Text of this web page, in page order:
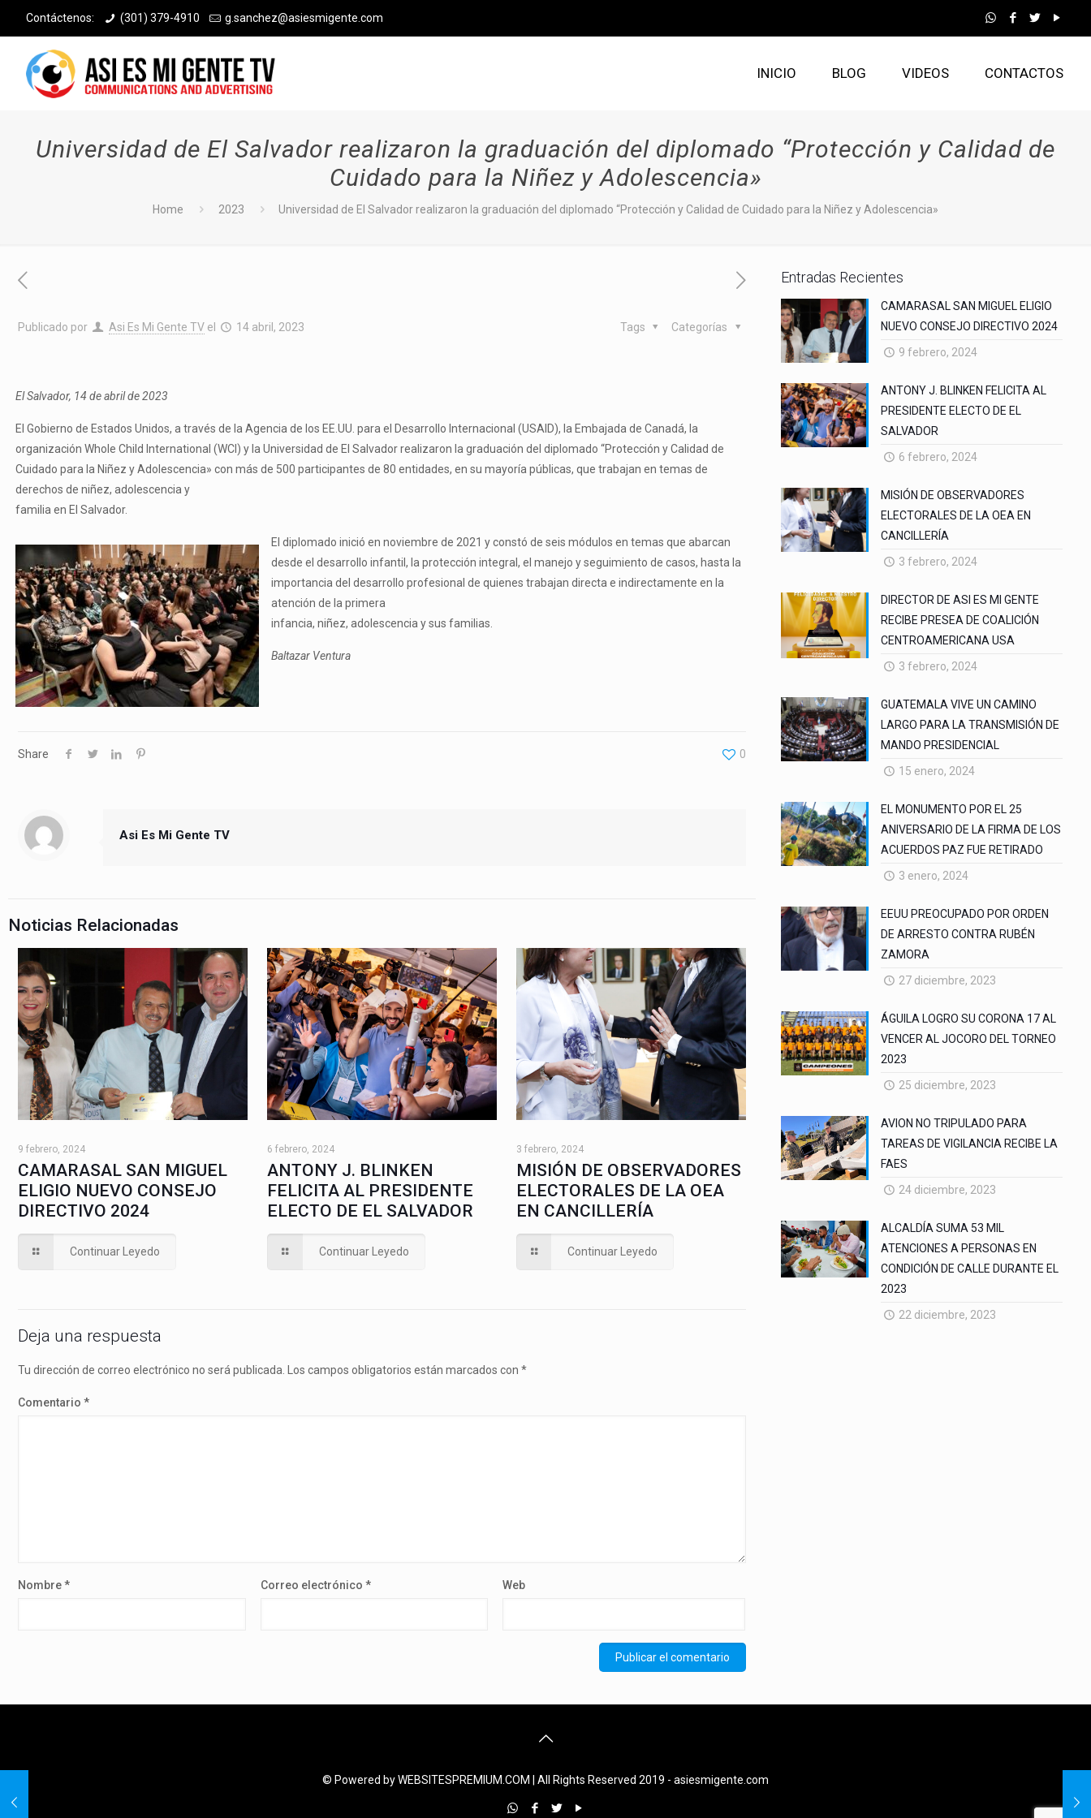
Contáctenos: (301) 379-4910 g.sanchez@asiesmigente.com
INICIO BLOG VIDEOS CONTACTOS
Universidad de El Salvador realizaron la graduación del diplomado “Protección y Calidad de
Cuidado para la Niñez y Adolescencia»
Home 2023 Universidad de El Salvador realizaron la graduación del diplomado “Protección y Calidad de Cuidado para la Niñez y Adolescencia»
Publicado por Asi Es Mi Gente TV el 14 abril, 2023 Categorías
Tags
El Salvador, 14 de abril de 2023
El Gobierno de Estados Unidos, a través de la Agencia de los EE.UU. para el Desarrollo Internacional (USAID), la Embajada de Canadá, la
organización Whole Child International (WCI) y la Universidad de El Salvador realizaron la graduación del diplomado “Protección y Calidad de
Cuidado para la Niñez y Adolescencia» con más de 500 participantes de 80 entidades, en su mayoría públicas, que trabajan en temas de
derechos de niñez, adolescencia y
familia en El Salvador.
El diplomado inició en noviembre de 2021 y constó de seis módulos en temas que abarcan
desde el desarrollo infantil, la protección integral, el manejo y seguimiento de casos, hasta la
importancia del desarrollo profesional de quienes trabajan directa e indirectamente en la
atención de la primera
infancia, niñez, adolescencia y sus familias.
Baltazar Ventura
Share 0
Asi Es Mi Gente TV
Noticias Relacionadas
9 febrero, 2024
CAMARASAL SAN MIGUEL
ELIGIO NUEVO CONSEJO
DIRECTIVO 2024
Continuar Leyedo
6 febrero, 2024
ANTONY J. BLINKEN
FELICITA AL PRESIDENTE
ELECTO DE EL SALVADOR
Continuar Leyedo
3 febrero, 2024
MISIÓN DE OBSERVADORES
ELECTORALES DE LA OEA
EN CANCILLERÍA
Continuar Leyedo
Deja una respuesta
Tu dirección de correo electrónico no será publicada. Los campos obligatorios están marcados con *
Comentario *
Nombre* Correo electrónico * Web
Entradas Recientes
CAMARASAL SAN MIGUEL ELIGIO
NUEVO CONSEJO DIRECTIVO 2024
9 febrero, 2024
ANTONY J. BLINKEN FELICITA AL
PRESIDENTE ELECTO DE EL
SALVADOR
6 febrero, 2024
MISIÓN DE OBSERVADORES
ELECTORALES DE LA OEA EN
CANCILLERÍA
3 febrero, 2024
DIRECTOR DE ASI ES MI GENTE
RECIBE PRESEA DE COALICIÓN
CENTROAMERICANA USA
3 febrero, 2024
GUATEMALA VIVE UN CAMINO
LARGO PARA LA TRANSMISIÓN DE
MANDO PRESIDENCIAL
15 enero, 2024
EL MONUMENTO POR EL 25
ANIVERSARIO DE LA FIRMA DE LOS
ACUERDOS PAZ FUE RETIRADO
3 enero, 2024
EEUU PREOCUPADO POR ORDEN
DE ARRESTO CONTRA RUBÉN
ZAMORA
27 diciembre, 2023
ÁGUILA LOGRO SU CORONA 17 AL
VENCER AL JOCORO DEL TORNEO
2023
25 diciembre, 2023
AVION NO TRIPULADO PARA
TAREAS DE VIGILANCIA RECIBE LA
FAES
24 diciembre, 2023
ALCALDÍA SUMA 53 MIL
ATENCIONES A PERSONAS EN
CONDICIÓN DE CALLE DURANTE EL
2023
22 diciembre, 2023
© Powered by WEBSITESPREMIUM.COM | All Rights Reserved 2019 - asiesmigente.com